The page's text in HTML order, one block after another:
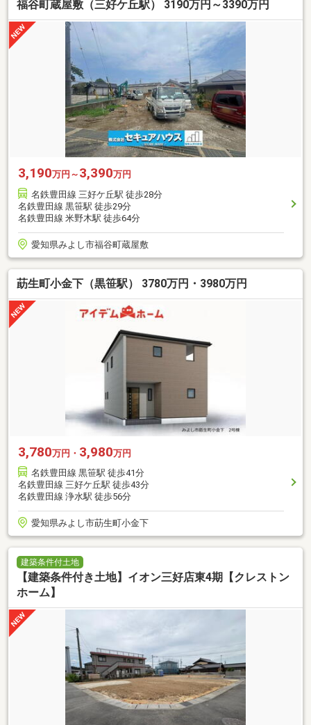
福谷町蔵屋敷（三好ケ丘駅） 3190万円～3390万円
3,190万円～ 3,390万円
名鉄豊田線 三好ケ丘駅 徒歩28分
名鉄豊田線 黒笹駅 徒歩29分
名鉄豊田線 米野木駅 徒歩64分
愛知県みよし市福谷町蔵屋敷
莇生町小金下（黒笹駅） 3780万円・3980万円
3,780万円・ 3,980万円
名鉄豊田線 黒笹駅 徒歩41分
名鉄豊田線 三好ケ丘駅 徒歩43分
名鉄豊田線 浄水駅 徒歩56分
愛知県みよし市莇生町小金下
建築条件付土地
【建築条件付き土地】イオン三好店東4期【クレストン
ホーム】